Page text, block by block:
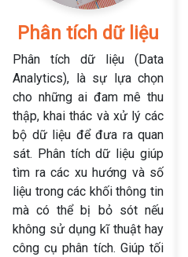
Phân tích dữ liệu
Phân tích dữ liệu (Data
Analytics), là sự lựa chọn
cho những ai đam mê thu
thập, khai thác và xử lý các
bộ dữ liệu để đưa ra quan
sát. Phân tích dữ liệu giúp
tìm ra các xu hướng và số
liệu trong các khối thông tin
mà có thể bị bỏ sót nếu
không sử dụng kĩ thuật hay
công cụ phân tích. Giúp tối